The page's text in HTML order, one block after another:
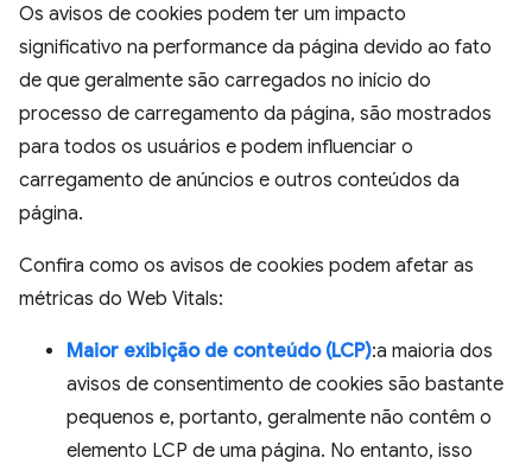
Os avisos de cookies podem ter um impacto
significativo na performance da página devido ao fato
de que geralmente são carregados no início do
processo de carregamento da página, são mostrados
para todos os usuários e podem influenciar o
carregamento de anúncios e outros conteúdos da
página.
Confira como os avisos de cookies podem afetar as
métricas do Web Vitals:
Maior exibição de conteúdo (LCP):a maioria dos
avisos de consentimento de cookies são bastante
pequenos e, portanto, geralmente não contêm o
elemento LCP de uma página. No entanto, isso